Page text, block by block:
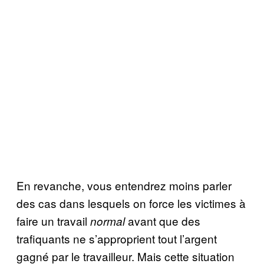
En revanche, vous entendrez moins parler
des cas dans lesquels on force les victimes à
faire un travail normalavant que des
trafiquants ne s’approprient tout l’argent
gagné par le travailleur. Mais cette situation